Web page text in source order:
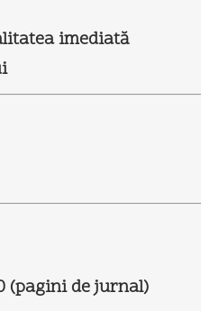
imediată
(pagini de jurnal)